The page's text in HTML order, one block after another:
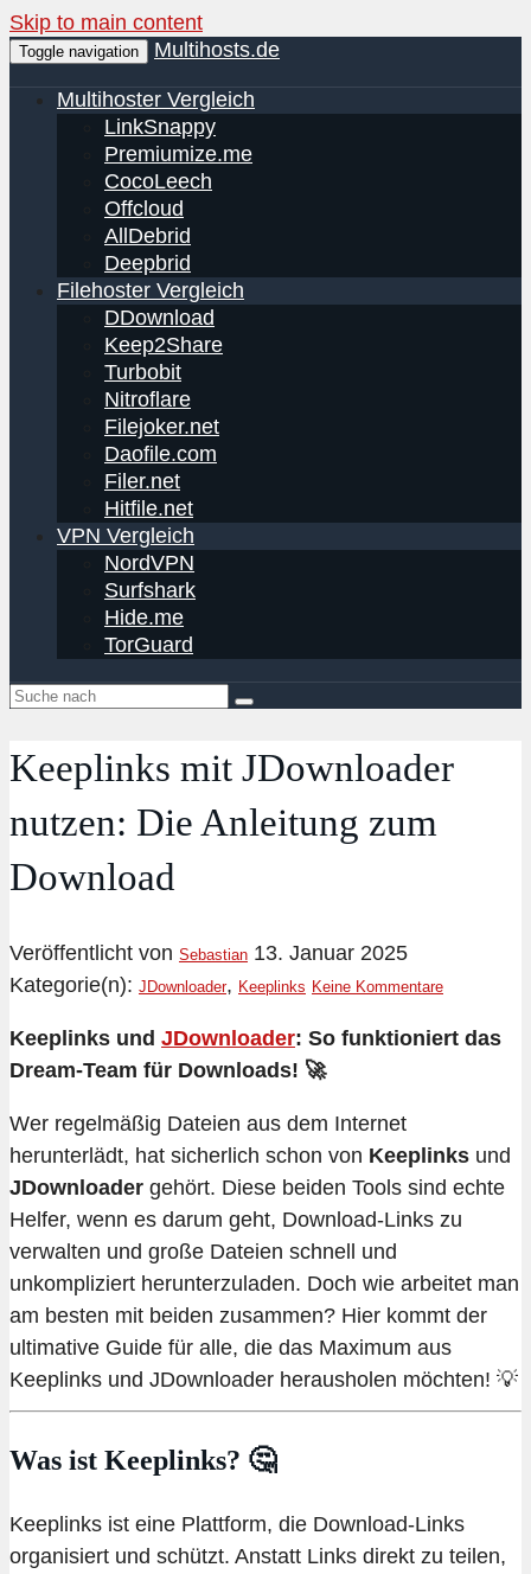
Skip to main content
Toggle navigation Multihosts.de
Multihoster Vergleich
LinkSnappy
Premiumize.me
CocoLeech
Offcloud
AllDebrid
Deepbrid
Filehoster Vergleich
DDownload
Keep2Share
Turbobit
Nitroflare
Filejoker.net
Daofile.com
Filer.net
Hitfile.net
VPN Vergleich
NordVPN
Surfshark
Hide.me
TorGuard
Keeplinks mit JDownloader
nutzen: Die Anleitung zum
Download
Veröffentlicht von Sebastian 13. Januar 2025
Kategorie(n): JDownloader, Keeplinks Keine Kommentare
Keeplinks und JDownloader: So funktioniert das
Dream-Team für Downloads! 🚀
Wer regelmäßig Dateien aus dem Internet
herunterlädt, hat sicherlich schon von Keeplinks und
JDownloader gehört. Diese beiden Tools sind echte
Helfer, wenn es darum geht, Download-Links zu
verwalten und große Dateien schnell und
unkompliziert herunterzuladen. Doch wie arbeitet man
am besten mit beiden zusammen? Hier kommt der
ultimative Guide für alle, die das Maximum aus
Keeplinks und JDownloader herausholen möchten! 💡
Was ist Keeplinks? 🤔
Keeplinks ist eine Plattform, die Download-Links
organisiert und schützt. Anstatt Links direkt zu teilen,